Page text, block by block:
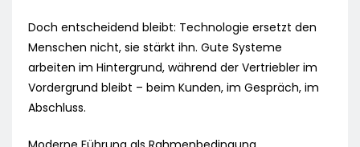
Doch entscheidend bleibt: Technologie ersetzt den
Menschen nicht, sie stärkt ihn. Gute Systeme
arbeiten im Hintergrund, während der Vertriebler im
Vordergrund bleibt – beim Kunden, im Gespräch, im
Abschluss.